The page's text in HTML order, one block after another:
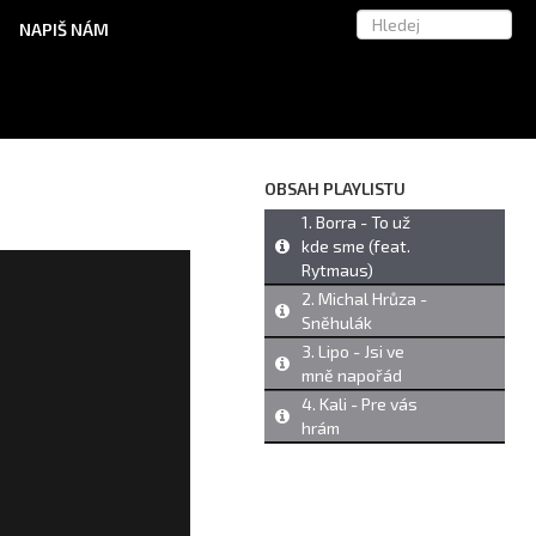
NAPIŠ NÁM
OBSAH PLAYLISTU
1. Borra - To už
kde sme (feat.
Rytmaus)
2. Michal Hrůza -
Sněhulák
3. Lipo - Jsi ve
mně napořád
4. Kali - Pre vás
hrám